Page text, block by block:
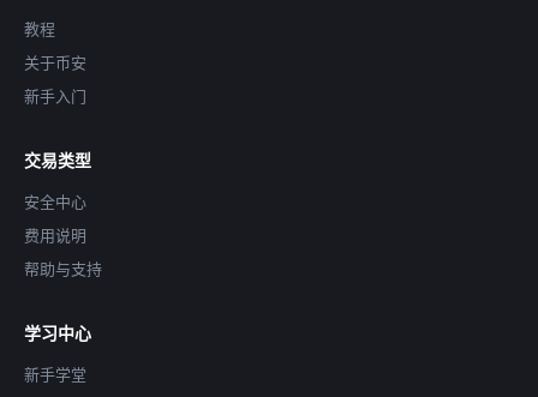
教程
关于币安
新手入门
交易类型
安全中心
费用说明
帮助与支持
学习中心
新手学堂